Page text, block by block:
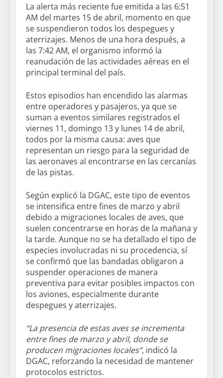
La alerta más reciente fue emitida a las 6:51
AM del martes 15 de abril, momento en que
se suspendieron todos los despegues y
aterrizajes. Menos de una hora después, a
las 7:42 AM, el organismo informó la
reanudación de las actividades aéreas en el
principal terminal del país.
Estos episodios han encendido las alarmas
entre operadores y pasajeros, ya que se
suman a eventos similares registrados el
viernes 11, domingo 13 y lunes 14 de abril,
todos por la misma causa: aves que
representan un riesgo para la seguridad de
las aeronaves al encontrarse en las cercanías
de las pistas.
Según explicó la DGAC, este tipo de eventos
se intensifica entre fines de marzo y abril
debido a migraciones locales de aves, que
suelen concentrarse en horas de la mañana y
la tarde. Aunque no se ha detallado el tipo de
especies involucradas ni su procedencia, sí
se confirmó que las bandadas obligaron a
suspender operaciones de manera
preventiva para evitar posibles impactos con
los aviones, especialmente durante
despegues y aterrizajes.
“La presencia de estas aves se incrementa
entre fines de marzo y abril, donde se
producen migraciones locales”, indicó la
DGAC, reforzando la necesidad de mantener
protocolos estrictos.